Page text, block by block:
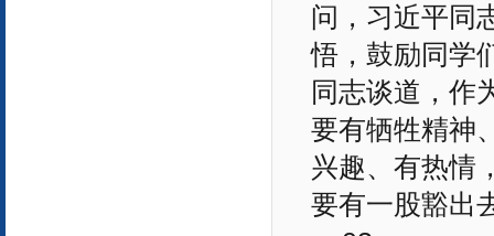
问，习近平同
悟，鼓励同学
同志谈道，作
要有牺牲精神
兴趣、有热情
要有一股豁出